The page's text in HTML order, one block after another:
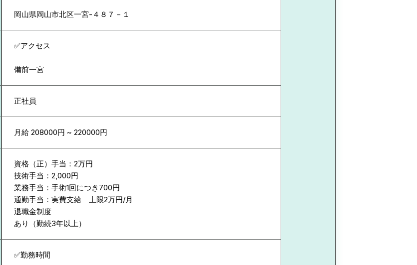
岡山県岡山市北区一宮-４８７－１
✅アクセス
備前一宮
正社員
月給 208000円 ~ 220000円
資格（正）手当：2万円
技術手当：2,000円
業務手当：手術1回につき700円
通勤手当：実費支給 上限2万円/月
退職金制度
あり（勤続3年以上）
✅勤務時間